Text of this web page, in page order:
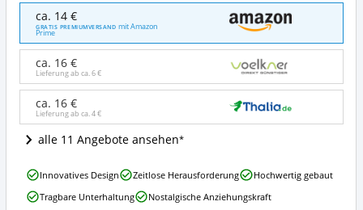
Rubik’s
Phantom
3x3
Zauberwürfel
Angebote:
Wo
dieser
Zauberwürfel
erhältlich?
ca. 14 €
GRATIS PREMIUMVERSAND mit Amazon
Prime
ca. 16 €
Lieferung ab ca.6 €
ca. 16 €
Lieferung ab ca.4 €
alle 11 Angebote ansehen
Rubik’s
Phantom
3x3
Innovatives Design Zeitlose Herausforderung
Hochwertig gebaut
Tragbare Unterhaltung
Nostalgische Anziehungskraft